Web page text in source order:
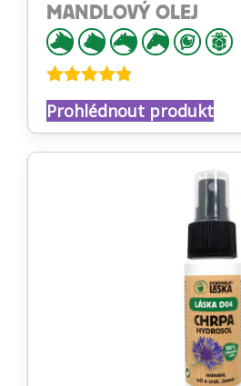
MANDLOVÝ OLEJ
Hodnocení
4.73z 5
Prohlédnout produkt